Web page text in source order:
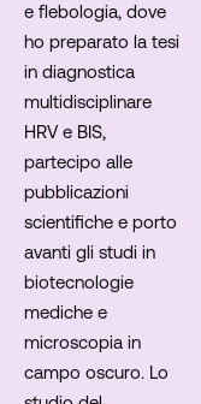
e flebologia, dove
ho preparato la tesi
in diagnostica
multidisciplinare
HRV e BIS,
partecipo alle
pubblicazioni
scientifiche e porto
avanti gli studi in
biotecnologie
mediche e
microscopia in
campo oscuro. Lo